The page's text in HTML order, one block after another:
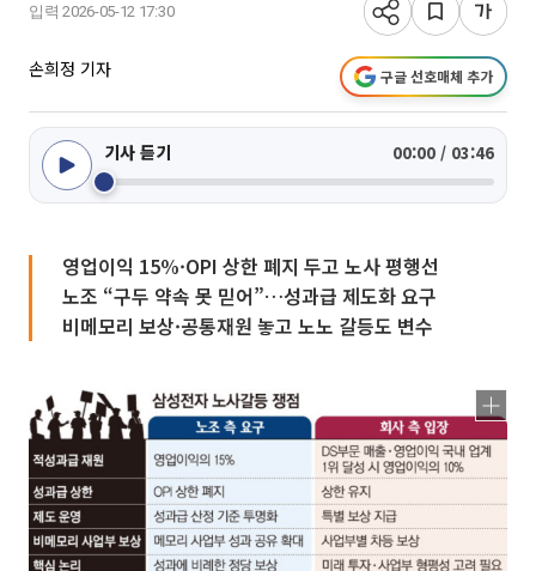
입력 2026-05-12 17:30
손희정 기자 구글 선호매체 추가
기사 듣기 00:00 / 03:46
영업이익 15%·OPI 상한 폐지 두고 노사 평행선
노조 “구두 약속 못 믿어”…성과급 제도화 요구
비메모리 보상·공통재원 놓고 노노 갈등도 변수